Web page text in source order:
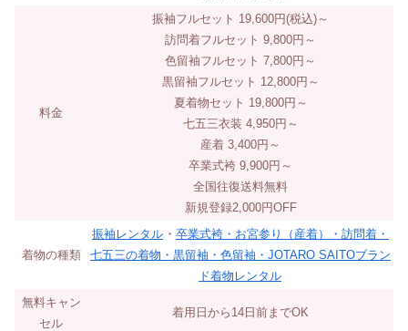
料金
振袖フルセット 19,600円(税込)～
訪問着フルセット 9,800円～
色留袖フルセット 7,800円～
黒留袖フルセット 12,800円～
夏着物セット 19,800円～
七五三衣装 4,950円～
産着 3,400円～
卒業式袴 9,900円～
全国往復送料無料
新規登録2,000円OFF
着物の種類
振袖レンタル ・ 卒業式袴・お宮参り（産着）・訪問着・
七五三の着物・黒留袖・色留袖・JOTARO SAITOブラン
ド着物レンタル
無料キャン
セル
着用日から14日前までOK